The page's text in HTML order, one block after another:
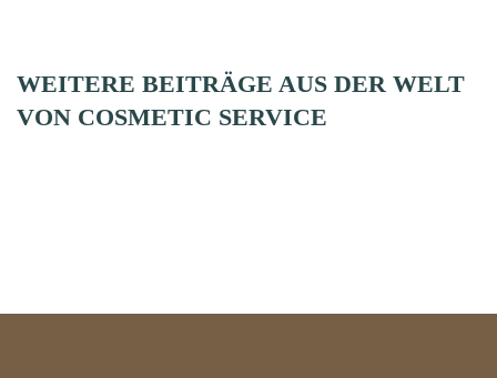
WEITERE BEITRÄGE AUS DER WELT
VON COSMETIC SERVICE
2024
COSMETIC
SERVICE